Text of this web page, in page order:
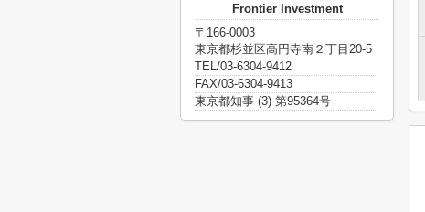
Frontier Investment
〒166-0003
東京都杉並区高円寺南２丁目20-5
TEL/03-6304-9412
FAX/03-6304-9413
東京都知事 (3) 第95364号